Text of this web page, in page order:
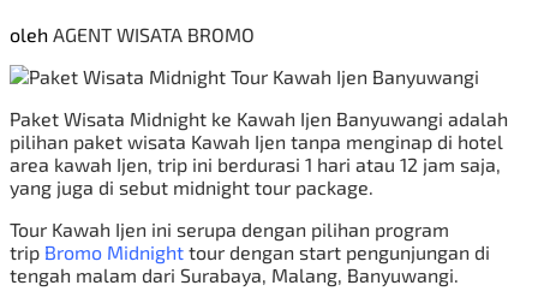
oleh AGENT WISATA BROMO
Paket Wisata Midnight ke Kawah Ijen Banyuwangi adalah
pilihan paket wisata Kawah Ijen tanpa menginap di hotel
area kawah Ijen, trip ini berdurasi 1 hari atau 12 jam saja,
yang juga di sebut midnight tour package.
Tour Kawah Ijen ini serupa dengan pilihan program
trip Bromo Midnight tour dengan start pengunjungan di
tengah malam dari Surabaya, Malang, Banyuwangi.